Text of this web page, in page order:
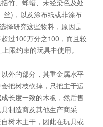
竹、蜂蜡、未经染色及处
丝)，以及涂布纸或非涂布
择研究这些物料，原因是
过100万分之100，而且较
限约束的玩具中使用。
外的部分，其重金属水平
把树枝砍掉，只把主干运
长度一致的木板，然后售
制造商及其他生产商采
树木主干，因此在玩具或